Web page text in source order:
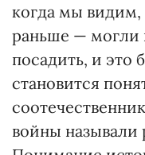
когда мы видим,
раньше — могли
посадить, и это
становится
войны